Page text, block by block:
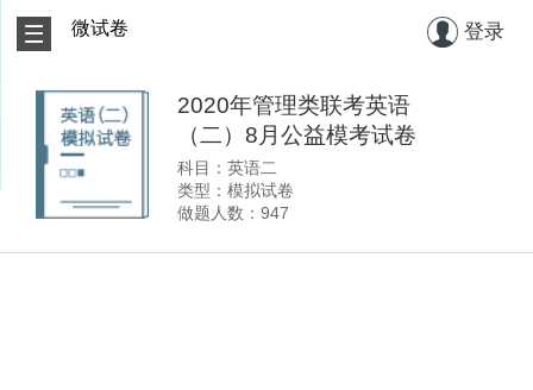
微试卷 登录
2020年管理类联考英语
（二）8月公益模考试卷
科目：英语二
类型：模拟试卷
做题人数：947